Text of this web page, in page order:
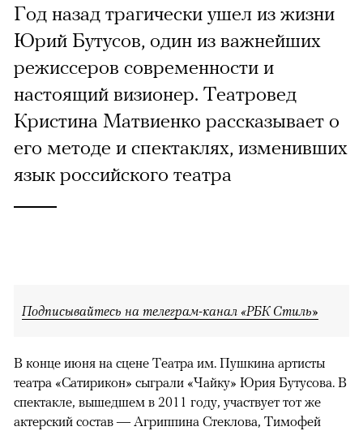
Год назад трагически ушел из жизни
Юрий Бутусов, один из важнейших
режиссеров современности и
настоящий визионер. Театровед
Кристина Матвиенко рассказывает о
его методе и спектаклях, изменивших
язык российского театра
Подписывайтесь на телеграм-канал «РБК Стиль»
В конце июня на сцене Театра им. Пушкина артисты
театра «Сатирикон» сыграли «Чайку» Юрия Бутусова. В
спектакле, вышедшем в 2011 году, участвует тот же
актерский состав — Агриппина Стеклова, Тимофей